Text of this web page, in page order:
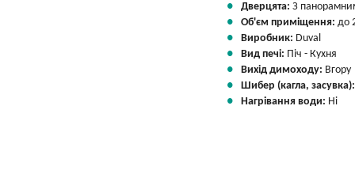
Дверцята: З
Об'єм приміщення: до
Виробник: Duval
Вид печі: Піч - Кухня
Вихід димоходу: Вгору
Шибер (кагла,
Нагрівання води: Ні